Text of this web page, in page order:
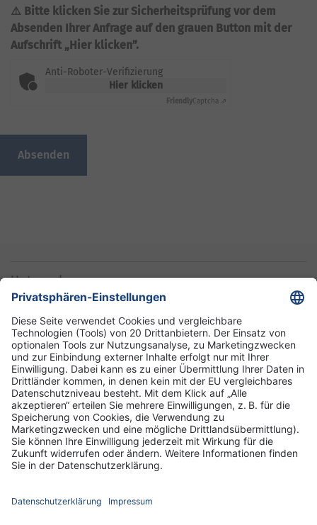
Bitte klicken Sie zur Sicherheitsprüfung vor dem
Absenden Ihrer Anfrage auf den grauen Button mit der
Aufschrift „Hier klicken”.
Anti-Roboter-Verifizierung
Hier klicken
FriendlyCaptcha ⇗
Absenden
Unternehmen
Informationen
Standorte
DRK-Schwesternschaft Berlin
Impressum